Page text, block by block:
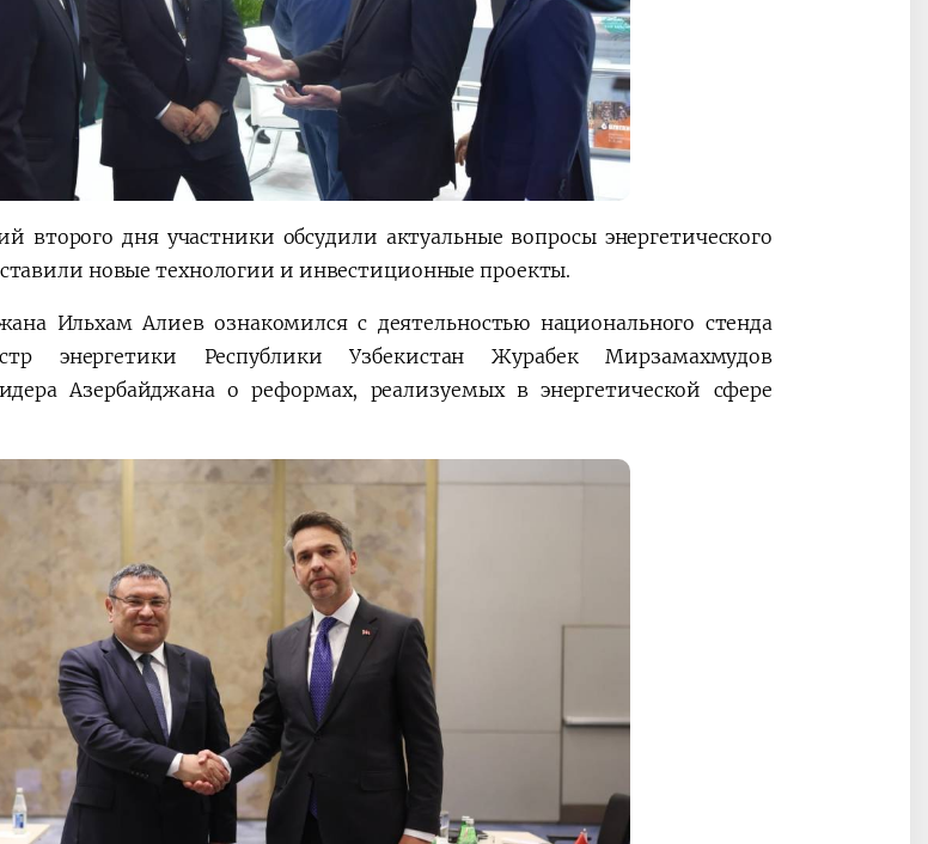
второго дня участники обсудили актуальные вопросы энергетического
новые технологии и инвестиционные проекты.
Ильхам Алиев ознакомился с деятельностью национального стенда
энергетики Республики Узбекистан Журабек Мирзамахмудов
Азербайджана о реформах, реализуемых в энергетической сфере